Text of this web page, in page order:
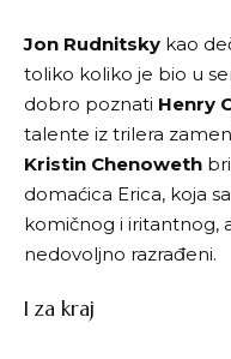
Jon Rudnitsky kao
toliko koliko je bio u
dobro poznati Henry
talente iz trilera
Kristin Chenoweth
domaćica Erica, koja
komičnog i iritantnog,
nedovoljno razrađeni.
I za kraj